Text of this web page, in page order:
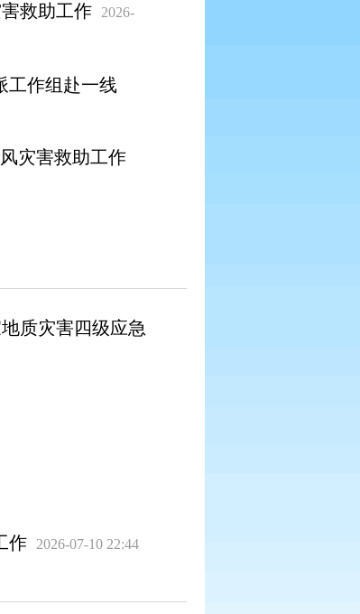
救助工作
2026-
工作组赴一线
灾害救助工作
质灾害四级应急
作 2026-07-10 22:44